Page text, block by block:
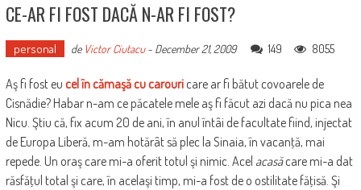
CE-AR FI FOST DACĂ N-AR FI FOST?
personal de Victor Ciutacu- December 21, 2009 149 8055
Aş fi fost eu cel în cămaşă cu carouricare ar fi bătut covoarele de
Cisnădie? Habar n-am ce păcatele mele aş fi făcut azi dacă nu pica nea
Nicu. Ştiu că, fix acum 20 de ani, în anul întâi de facultate fiind, injectat
de Europa Liberă, m-am hotărât să plec la Sinaia, în vacanţă, mai
repede. Un oraş care mi-a oferit totul şi nimic. Acel acasăcare mi-a dat
răsfăţul total şi care, în acelaşi timp, mi-a fost de o ostilitate făţisă. Şi